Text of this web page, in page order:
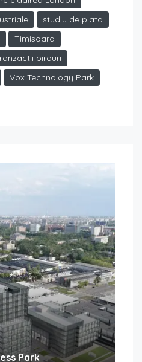
studiu de piata
Timisoara
birouri
Vox Technology Park
Park